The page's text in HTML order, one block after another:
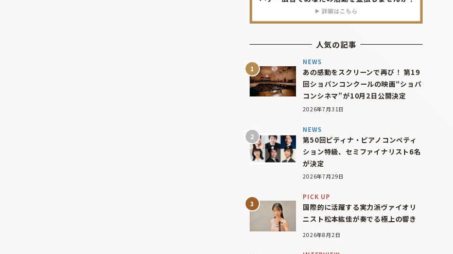
人気の記事
NEWS
あの感動をスクリーンで再び！ 第19
回ショパンコンクールの映画“ショパ
コンシネマ”が10月2日公開決定
2026年7月31日
NEWS
第50回ピティナ・ピアノコンペティ
ション特級、セミファイナリスト6名
が決定
2026年7月29日
PICK UP
国際的に活躍する実力派ヴァイオリ
ニスト松本紘佳が奏でる極上の響き
2026年8月2日